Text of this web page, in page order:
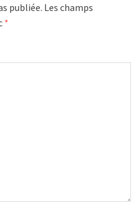
publiée. Les champs
*